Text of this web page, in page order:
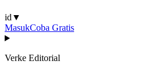
id ▼
MasukCoba Gratis
Verke Editorial